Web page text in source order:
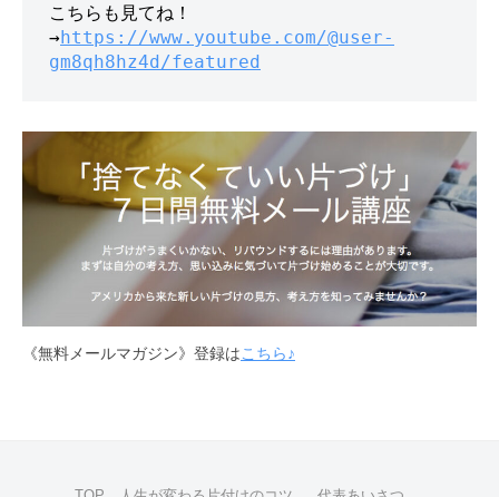
こちらも見てね！
→https://www.youtube.com/@user-
gm8qh8hz4d/featured
《無料メールマガジン》登録はこちら♪